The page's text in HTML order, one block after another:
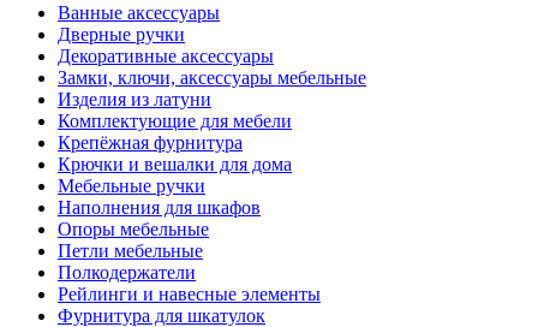
Ванные аксессуары
Дверные ручки
Декоративные аксессуары
Замки, ключи, аксессуары мебельные
Изделия из латуни
Комплектующие для мебели
Крепёжная фурнитура
Крючки и вешалки для дома
Мебельные ручки
Наполнения для шкафов
Опоры мебельные
Петли мебельные
Полкодержатели
Рейлинги и навесные элементы
Фурнитура для шкатулок